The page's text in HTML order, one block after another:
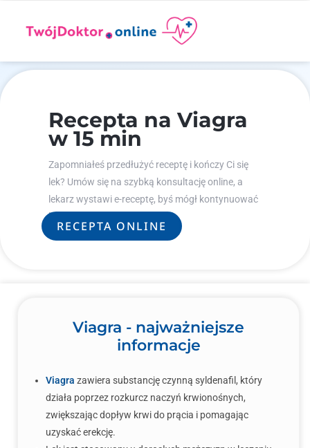
Recepta na Viagra
w 15 min
Zapomniałeś przedłużyć receptę i kończy Ci się
lek? Umów się na szybką konsultację online, a
lekarz wystawi e-receptę, byś mógł kontynuować
leczenie.
RECEPTA ONLINE
Viagra - najważniejsze
informacje
Viagra zawiera substancję czynną syldenafil, który
działa poprzez rozkurcz naczyń krwionośnych,
zwiększając dopływ krwi do prącia i pomagając
uzyskać erekcję.